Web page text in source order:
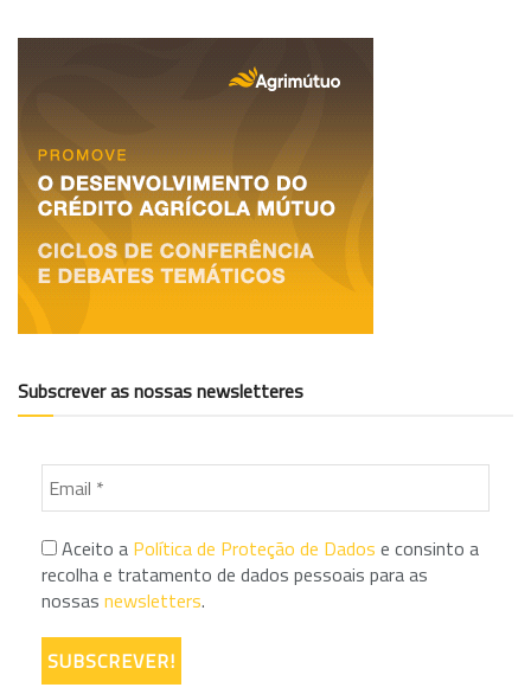
Subscrever as nossas newsletteres
Aceito a Política de Proteção de Dados e consinto a
recolha e tratamento de dados pessoais para as
nossas newsletters.